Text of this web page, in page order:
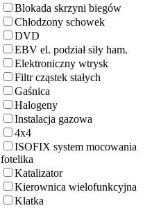
Blokada skrzyni biegów
Chłodzony schowek
DVD
EBV el. podział siły ham.
Elektroniczny wtrysk
Filtr cząstek stałych
Gaśnica
Halogeny
Instalacja gazowa
4x4
ISOFIX system mocowania
fotelika
Katalizator
Kierownica wielofunkcyjna
Klatka